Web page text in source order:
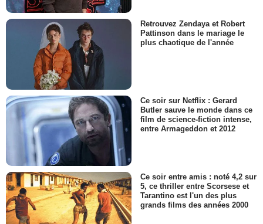
Retrouvez Zendaya et Robert
Pattinson dans le mariage le
plus chaotique de l'année
Ce soir sur Netflix : Gerard
Butler sauve le monde dans ce
film de science-fiction intense,
entre Armageddon et 2012
Ce soir entre amis : noté 4,2 sur
5, ce thriller entre Scorsese et
Tarantino est l'un des plus
grands films des années 2000